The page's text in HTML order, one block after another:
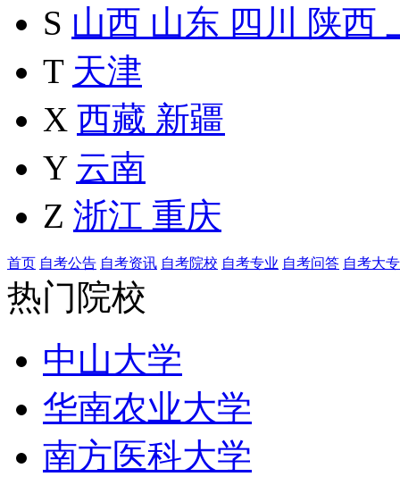
S 山西 山东 四川 陕西
T 天津
X 西藏 新疆
Y 云南
Z 浙江 重庆
首页 自考公告 自考资讯 自考院校 自考专业 自考问答 自考大专
热门院校
中山大学
华南农业大学
南方医科大学